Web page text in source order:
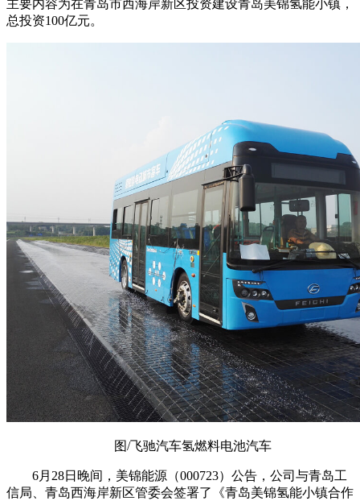
主要内容为在青岛市西海岸新区投资建设青岛美锦氢能小镇，
总投资100亿元。
图/飞驰汽车氢燃料电池汽车
6月28日晚间，美锦能源（000723）公告，公司与青岛工
信局、青岛西海岸新区管委会签署了《青岛美锦氢能小镇合作